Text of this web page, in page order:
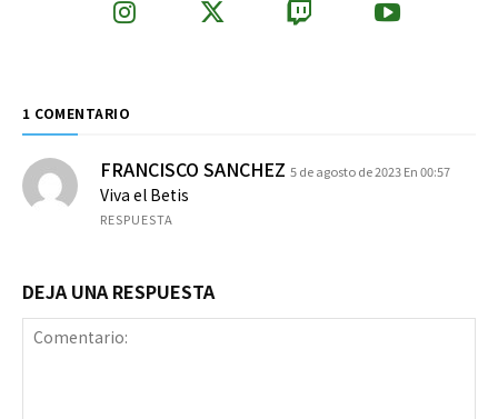
1 COMENTARIO
FRANCISCO SANCHEZ 5 de agosto de 2023 En 00:57
Viva el Betis
RESPUESTA
DEJA UNA RESPUESTA